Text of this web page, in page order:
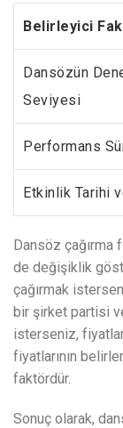
Belirleyici
Dansözün
Seviyesi
Performans
Etkinlik Tarihi
Dansöz çağırma
de değişiklik
çağırmak
bir şirket partisi
isterseniz,
fiyatlarının
faktördür.
Sonuç olarak,